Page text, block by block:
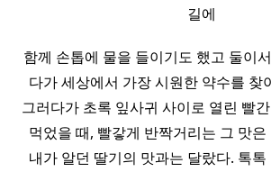
길에
함께 손톱에 물을 들이기도 했고 둘이
다가 세상에서 가장 시원한 약수를 찾
그러다가 초록 잎사귀 사이로 열린 빨간
먹었을 때, 빨갛게 반짝거리는 그 맛
내가 알던 딸기의 맛과는 달랐다. 톡